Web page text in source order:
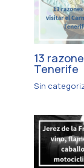
13
Tenerife
Sin